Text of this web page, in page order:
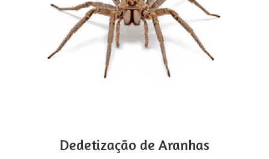
Dedetização de Aranhas